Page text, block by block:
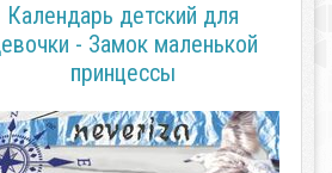
Календарь детский для
- Замок маленькой
принцессы